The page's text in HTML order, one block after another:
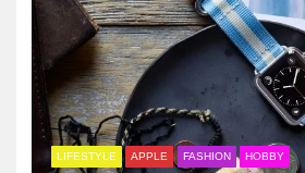
LIFESTYLE APPLE FASHION HOBBY